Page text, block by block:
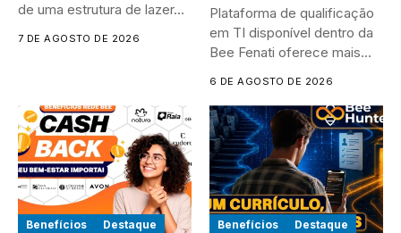
de uma estrutura de lazer...
7 DE AGOSTO DE 2026
Plataforma de qualificação
em TI disponível dentro da
Bee Fenati oferece mais...
6 DE AGOSTO DE 2026
Benefícios Destaque Benefícios Destaque